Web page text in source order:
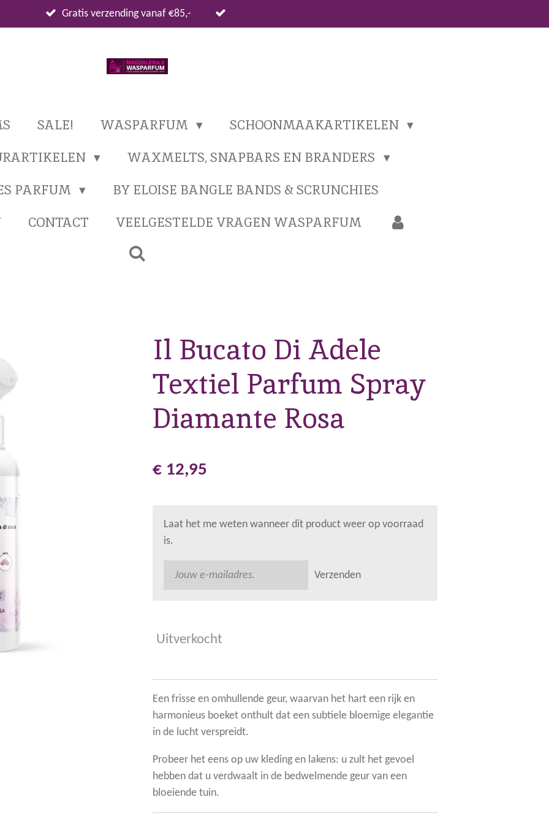
Gratis verzending vanaf €85,-
SALE! WASPARFUM
SCHOONMAAKARTIKELEN
WAXMELTS, SNAPBARS EN BRANDERS
PARFUM
BY ELOISE BANGLE BANDS & SCRUNCHIES
CONTACT VEELGESTELDE VRAGEN WASPARFUM
Il Bucato Di Adele
Textiel Parfum Spray
Diamante Rosa
€ 12,95
Laat het me weten wanneer dit product weer op voorraad
is.
Verzenden
Uitverkocht
Een frisse en omhullende geur, waarvan het hart een rijk en
harmonieus boeket onthult dat een subtiele bloemige elegantie
in de lucht verspreidt.
Probeer het eens op uw kleding en lakens: u zult het gevoel
hebben dat u verdwaalt in de bedwelmende geur van een
bloeiende tuin.